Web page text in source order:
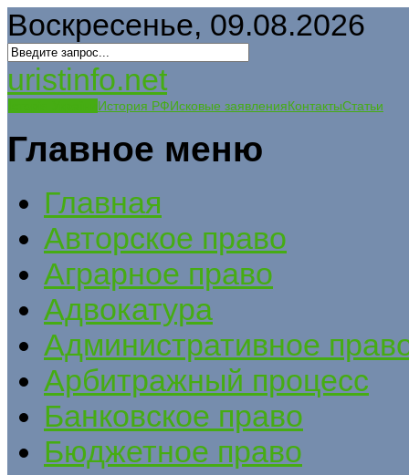
Воскресенье, 09.08.2026
uristinfo.net
История РФИсковые заявленияКонтактыСтатьи
Главное меню
Главная
Авторское право
Аграрное право
Адвокатура
Административное
Арбитражный процесс
Банковское право
Бюджетное право